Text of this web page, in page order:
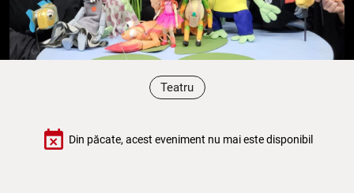
Teatru
event_busy Din păcate, acest eveniment nu mai este disponibil